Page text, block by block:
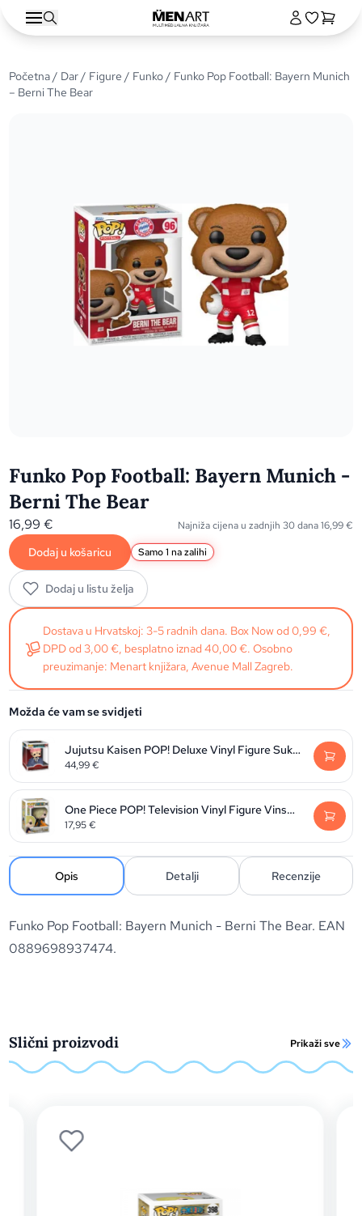
Početna/ Dar/ Figure / Funko/ Funko Pop Football: Bayern Munich
– Berni The Bear
Funko Pop Football: Bayern Munich -
Berni The Bear
16,99€ Najniža cijena u zadnjih 30 dana16,99€
Dodaj u košaricu Samo 1 na zalihi
Dodaj u listu želja
Dostava u Hrvatskoj: 3-5 radnih dana. Box Now od 0,99 €,
DPD od 3,00 €, besplatno iznad 40,00 €. Osobno
preuzimanje: Menart knjižara, Avenue Mall Zagreb.
Možda će vam se svidjeti
Jujutsu Kaisen POP! Deluxe Vinyl Figure Sukuna 9 cm
44,99€
One Piece POP! Television Vinyl Figure Vinsmoke Sanji 9 cm
17,95€
Opis Detalji Recenzije
Funko Pop Football: Bayern Munich - Berni The Bear. EAN
0889698937474.
Slični proizvodi Prikaži sve